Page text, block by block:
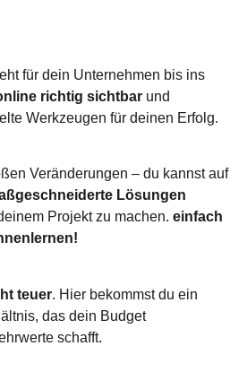
für dein Unternehmen bis ins
richtig sichtbar und
Werkzeugen für deinen Erfolg.
Veränderungen – du kannst auf
Lösungen
Projekt zu machen. einfach
teuer. Hier bekommst du ein
das dein Budget
schafft.